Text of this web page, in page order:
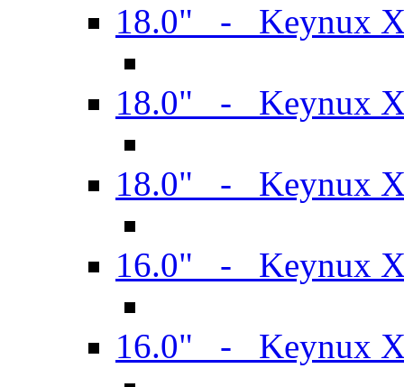
18.0" - Keynux
18.0" - Keynux
18.0" - Keynux
16.0" - Keynux
16.0" - Keynux